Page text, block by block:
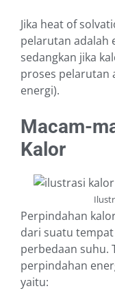
Jika heat of
pelarutan adalah
sedangkan jika
proses pelarutan
energi).
Macam-
Kalor
Perpindahan
dari suatu
perbedaan suhu.
perpindahan
yaitu: